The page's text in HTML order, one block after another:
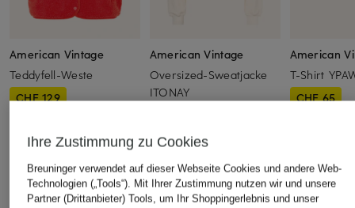
American Vintage
Teddyfell-Weste
CHF 129
American Vintage
Oversized-Sweatjacke
ITONAY
Ursprünglich:
American
T-Shirt
CHF 65
ÄHNLICHE ARTIKEL ENTDECKEN
Ihre Zustimmung zu Cookies
Breuninger verwendet auf dieser Webseite Cookies und andere Web-
Technologien („Tools“). Mit Ihrer Zustimmung nutzen wir und unsere
Partner (Drittanbieter) Tools, um Ihr Shoppingerlebnis und unser